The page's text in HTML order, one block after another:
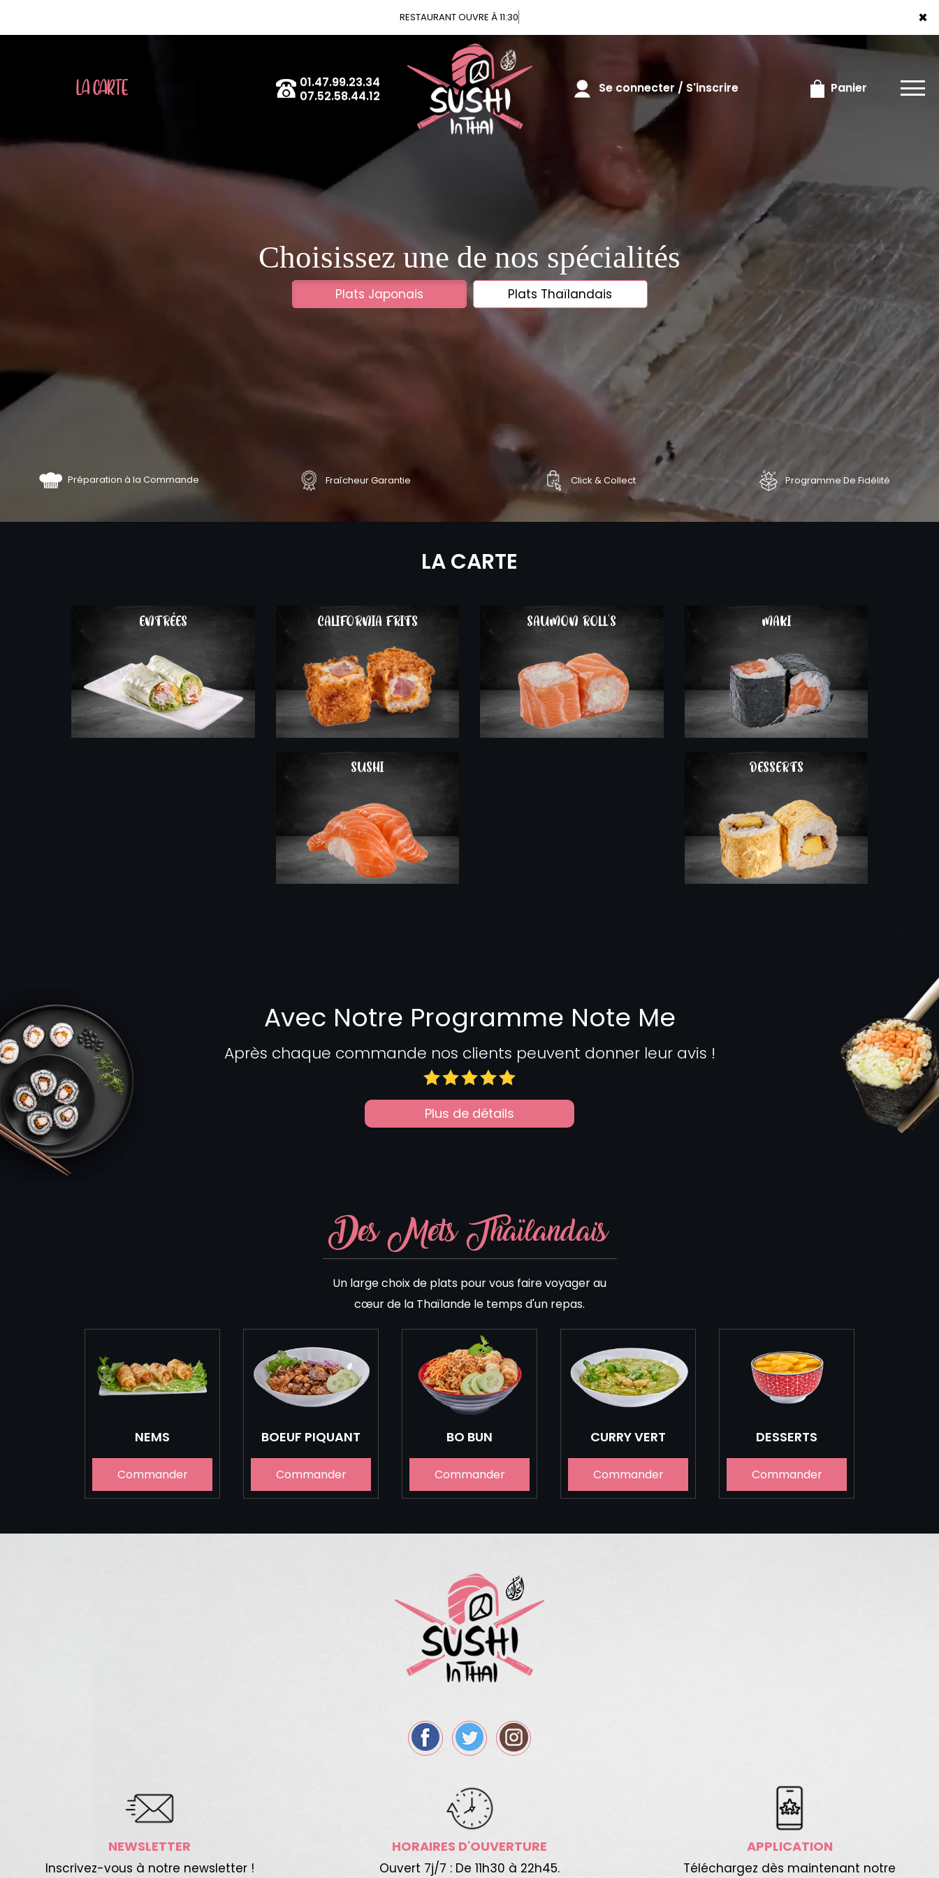
×
RESTAURANT OUVRE À 11:30
LA CARTE
01.47.99.23.34
07.52.58.44.12
Se connecter / S'inscrire Panier
×
Choisissez une de nos spécialités
Plats Japonais Plats Thaïlandais
Préparation à la Commande Fraîcheur Garantie Click & Collect Programme De Fidélité
LA CARTE
ENTRÉES
COMMANDER
CALIFORNIA FRITS
COMMANDER
SAUMON ROLL'S
COMMANDER
MAKI
SUSHI
COMMANDER
DESSERTS
Avec Notre Programme Note Me
Après chaque commande nos clients peuvent donner leur avis !
Plus de détails
Des Mets Thaïlandais
Un large choix de plats pour vous faire voyager au
cœur de la Thaïlande le temps d'un repas.
NEMS
Commander
BOEUF PIQUANT
Commander
BO BUN
Commander
CURRY VERT
Commander
DESSERTS
Commander
NEWSLETTER
Inscrivez-vous à notre newsletter !
HORAIRES D'OUVERTURE
Ouvert 7j/7 : De 11h30 à 22h45.
APPLICATION
Téléchargez dès maintenant notre